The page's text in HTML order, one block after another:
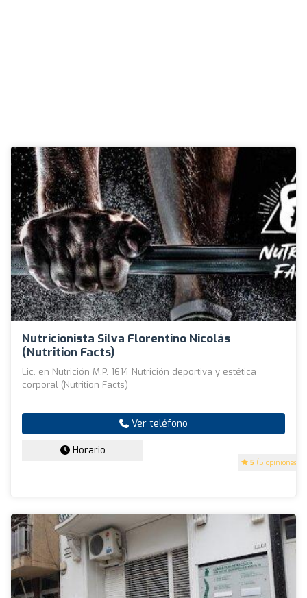
Nutricionista Silva Florentino Nicolás
(Nutrition Facts)
5 (5 opiniones)
Lic. en Nutrición M.P. 1614 Nutrición deportiva y estética
corporal (Nutrition Facts)
Ver teléfono
Horario